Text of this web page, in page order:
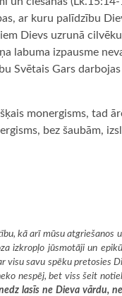
ar kuru palīdzību
Dievs uzrunā
labuma izpausme
Svētais Gars
monergisms, tad
bez šaubām,
kā arī mūsu atgriešanos
izkropļo jūsmotāji un
savu spēku pretosies
nespēj, bet viss šeit
lasīs ne Dieva vārdu,